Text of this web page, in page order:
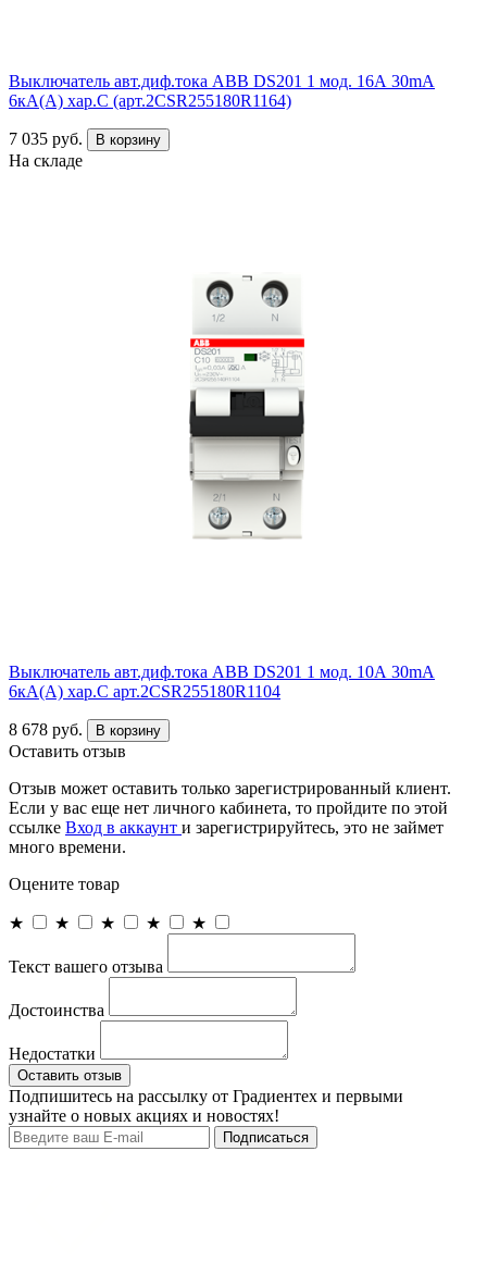
Выключатель авт.диф.тока ABB DS201 1 мод. 16А 30mA
6кА(А) хар.С (арт.2CSR255180R1164)
7 035 руб. В корзину
На складе
Выключатель авт.диф.тока ABB DS201 1 мод. 10А 30mA
6кА(А) хар.С арт.2CSR255180R1104
8 678 руб. В корзину
Оставить отзыв
Отзыв может оставить только зарегистрированный клиент.
Если у вас еще нет личного кабинета, то пройдите по этой
ссылке Вход в аккаунт и зарегистрируйтесь, это не займет
много времени.
Оцените товар
★ ★ ★ ★ ★
Текст вашего отзыва
Достоинства
Недостатки
Оставить отзыв
Подпишитесь на рассылку от Градиентех и первыми
узнайте о новых акциях и новостях!
Подписаться